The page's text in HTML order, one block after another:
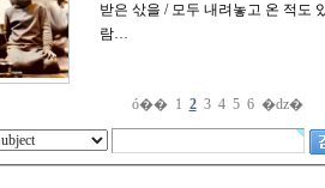
받은 삯을 / 모두 내려놓고 온 적도
람…
ó�� 1 2 3 4 5 6 �ǳ�